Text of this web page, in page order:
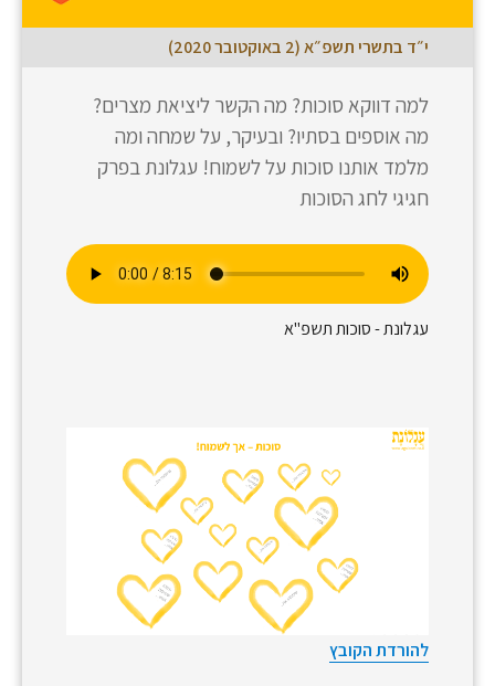
י״ד בתשרי תשפ״א (2 באוקטובר 2020)
למה דווקא סוכות? מה הקשר ליציאת מצרים?
מה אוספים בסתיו? ובעיקר, על שמחה ומה
מלמד אותנו סוכות על לשמוח! עגלונת בפרק
חגיגי לחג הסוכות
עגלונת - סוכות תשפ"א
להורדת הקובץ